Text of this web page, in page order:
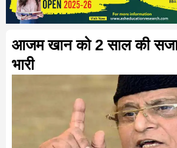
आजम खान को 2 साल की
भारी